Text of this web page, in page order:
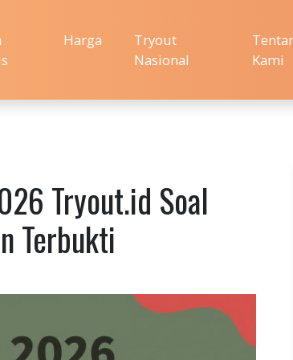
Harga
Tryout
Nasional
Kami
Tryout.id Soal
Terbukti